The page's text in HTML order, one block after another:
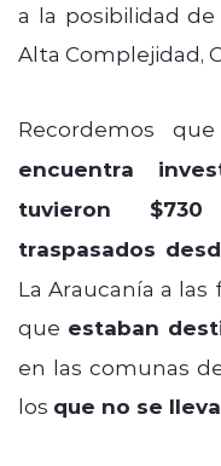
a la posibilidad
Alta Complejidad,
Recordemos
encuentra
tuvieron $730
traspasados
La Araucanía a
que estaban
en las comunas
los que no se